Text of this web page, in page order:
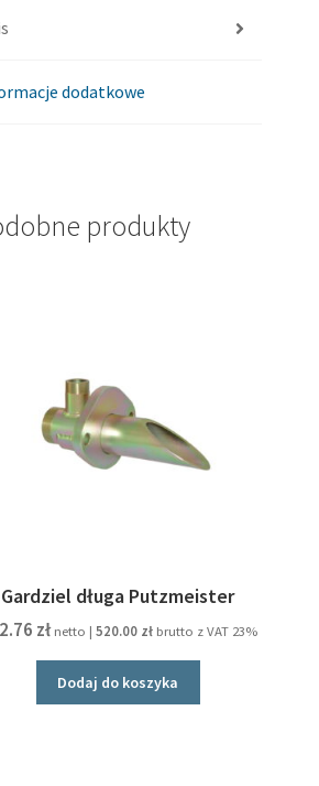
dodatkowe
produkty
Gardziel długa Putzmeister
zł netto | 520.00 złbrutto z VAT 23%
Dodaj do koszyka